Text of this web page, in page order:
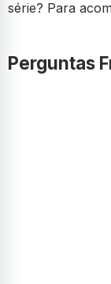
série? Para
Perguntas